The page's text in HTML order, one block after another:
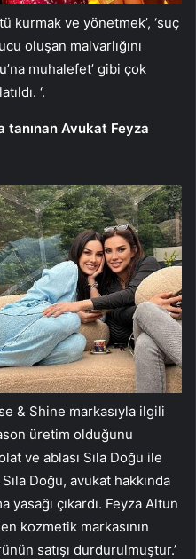
kurmak ve yönetmek’, ‘suç
oluşan malvarlığını
muhalefet’ gibi çok
‘.
tanınan Avukat Feyza
& Shine markasıyla ilgili
üretim olduğunu
ve ablası Sıla Doğu ile
Doğu, avukat hakkında
yasağı çıkardı. Feyza Altun
kozmetik markasının
satışı durdurulmuştur.’